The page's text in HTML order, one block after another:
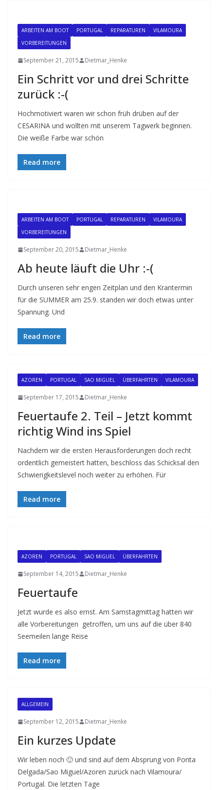
ARBEITEN AM BOOT PORTUGAL REPARATUREN
VILAMOURA
VORBEREITUNGEN
September 21, 2015 Dietmar_Henke
Ein Schritt vor und drei Schritte
zurück :-(
Hochmotiviert waren wir schon früh drüben auf der
CESARINA und wollten mit unserem Tagwerk beginnen.
Die weiße Farbe war schön
Read more
ARBEITEN AM BOOT PORTUGAL REPARATUREN
VILAMOURA
VORBEREITUNGEN
September 20, 2015 Dietmar_Henke
Ab heute läuft die Uhr :-(
Durch unseren sehr engen Zeitplan und den Krantermin
für die SUMMER am 25.9. standen wir doch etwas unter
Spannung. Und
Read more
AZOREN PORTUGAL SAO MIGUEL ÜBERFAHRTEN VILAMOURA
September 17, 2015 Dietmar_Henke
Feuertaufe 2. Teil – Jetzt kommt
richtig Wind ins Spiel
Nachdem wir die ersten Herausforderungen doch recht
ordentlich gemeistert hatten, beschloss das Schicksal den
Schwierigkeitslevel noch weiter zu erhöhen. Für
Read more
AZOREN PORTUGAL SAO MIGUEL ÜBERFAHRTEN
September 14, 2015 Dietmar_Henke
Feuertaufe
Jetzt wurde es also ernst. Am Samstagmittag hatten wir
alle Vorbereitungen getroffen, um uns auf die über 840
Seemeilen lange Reise
Read more
ALLGEMEIN
September 12, 2015 Dietmar_Henke
Ein kurzes Update
Wir leben noch 🙂 und sind auf dem Absprung von Ponta
Delgada/Sao Miguel/Azoren zurück nach Vilamoura/
Portugal. Die letzten Tage